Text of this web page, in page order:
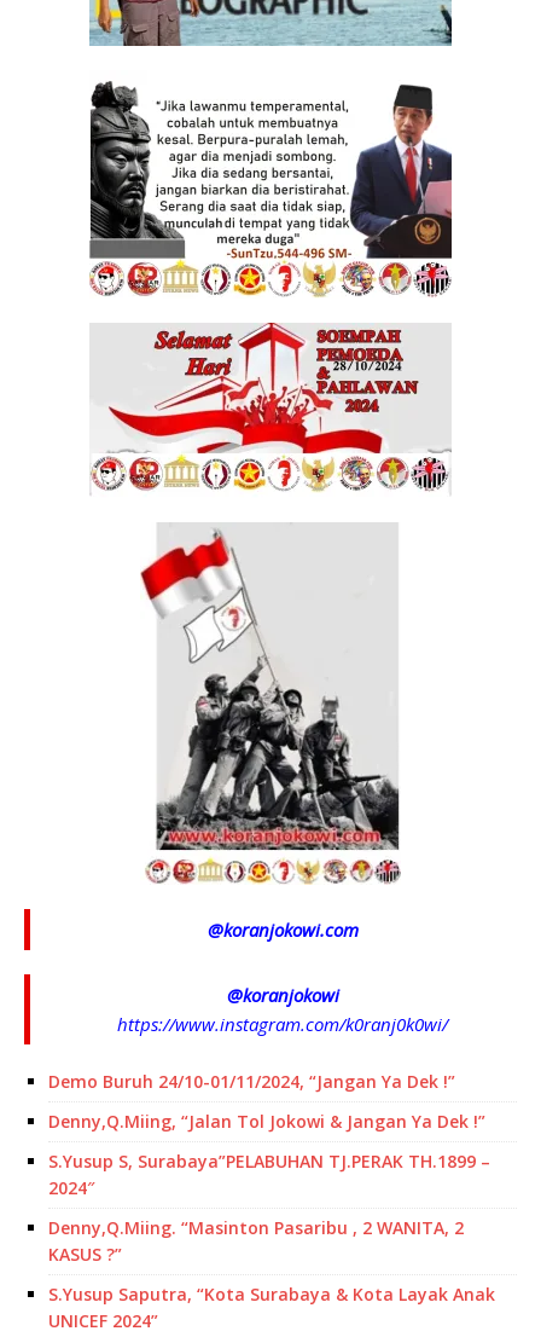
@koranjokowi.com
@koranjokowi
https://www.instagram.com/k0ranj0k0wi/
Demo Buruh 24/10-01/11/2024, “Jangan Ya Dek !”
Denny,Q.Miing, “Jalan Tol Jokowi & Jangan Ya Dek !”
S.Yusup S, Surabaya”PELABUHAN TJ.PERAK TH.1899 –
2024″
Denny,Q.Miing. “Masinton Pasaribu , 2 WANITA, 2
KASUS ?”
S.Yusup Saputra, “Kota Surabaya & Kota Layak Anak
UNICEF 2024”